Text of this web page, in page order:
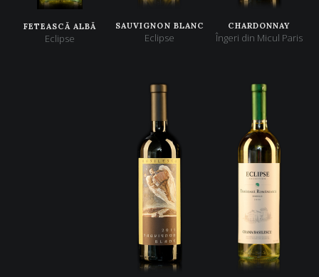
FETEASCĂ ALBĂ
Eclipse
SAUVIGNON BLANC
Eclipse
CHARDONNAY
Îngeri din Micul Paris